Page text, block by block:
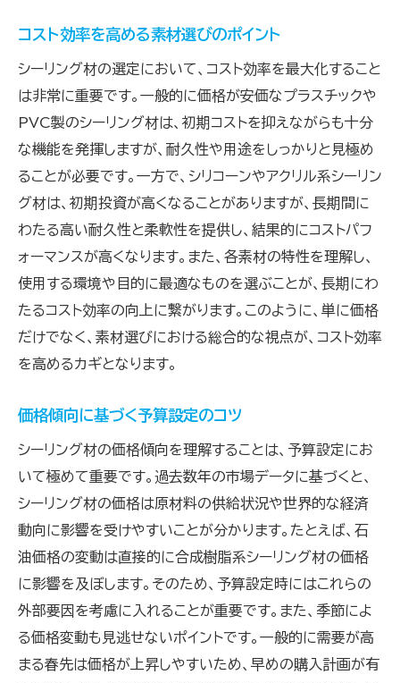
コスト効率を高める素材選びのポイント
シーリング材の選定において、コスト効率を最大化すること
は非常に重要です。一般的に価格が安価なプラスチックや
PVC製のシーリング材は、初期コストを抑えながらも十分
な機能を発揮しますが、耐久性や用途をしっかりと見極め
ることが必要です。一方で、シリコーンやアクリル系シーリン
グ材は、初期投資が高くなることがありますが、長期間に
わたる高い耐久性と柔軟性を提供し、結果的にコストパフ
ォーマンスが高くなります。また、各素材の特性を理解し、
使用する環境や目的に最適なものを選ぶことが、長期にわ
たるコスト効率の向上に繋がります。このように、単に価格
だけでなく、素材選びにおける総合的な視点が、コスト効率
を高めるカギとなります。
価格傾向に基づく予算設定のコツ
シーリング材の価格傾向を理解することは、予算設定にお
いて極めて重要です。過去数年の市場データに基づくと、
シーリング材の価格は原材料の供給状況や世界的な経済
動向に影響を受けやすいことが分かります。たとえば、石
油価格の変動は直接的に合成樹脂系シーリング材の価格
に影響を及ぼします。そのため、予算設定時にはこれらの
外部要因を考慮に入れることが重要です。また、季節によ
る価格変動も見逃せないポイントです。一般的に需要が高
まる春先は価格が上昇しやすいため、早めの購入計画が有